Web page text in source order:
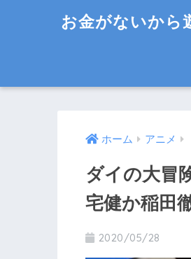
お金がないから
ホーム アニメ
ダイの大冒
宅健か稲田
2020/05/28